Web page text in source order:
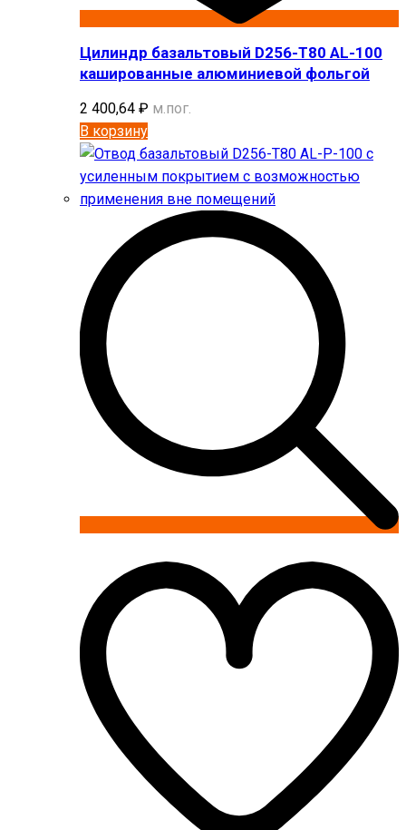
Цилиндр базальтовый D256-T80 AL-100
кашированные алюминиевой фольгой
2 400,64 ₽ м.пог.
В корзину